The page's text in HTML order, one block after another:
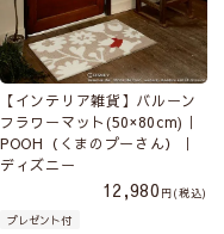
【インテリア雑貨】バルーン
フラワーマット(50×80cm)｜
POOH（くまのプーさん）｜
ディズニー
12,980
税込
プレゼント付